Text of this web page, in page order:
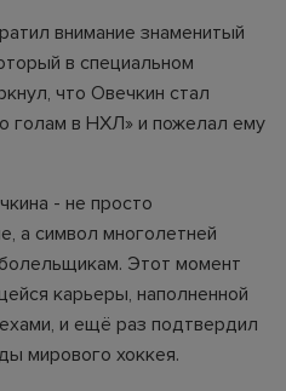
внимание знаменитый
в специальном
что Овечкин стал
голам в НХЛ» и пожелал ему
- не просто
а символ многолетней
Этот момент
карьеры, наполненной
и ещё раз подтвердил
мирового хоккея.